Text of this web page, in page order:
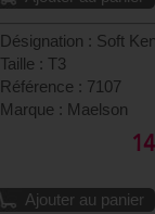
Désignation : Soft
Taille : T3
Référence : 7107
Marque : Maelson
Ajouter au panier